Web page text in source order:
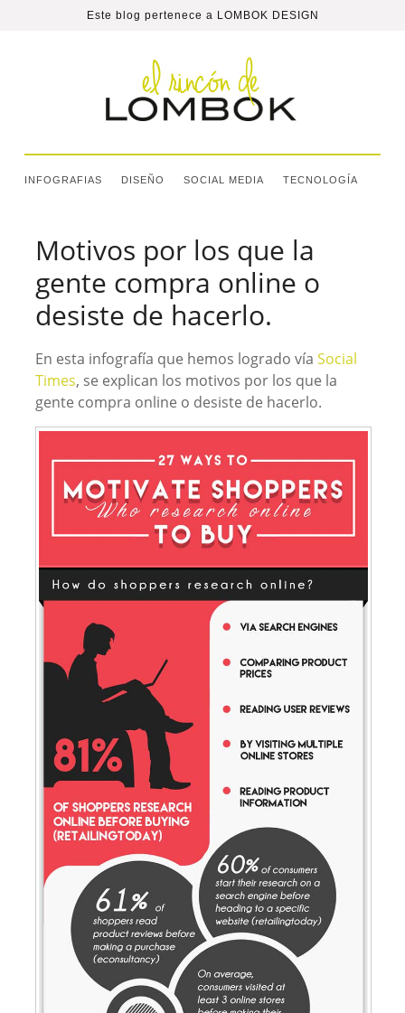
Este blog pertenece a LOMBOK DESIGN
INFOGRAFIAS DISEÑO SOCIAL MEDIA TECNOLOGÍA
Motivos por los que la
gente compra online o
desiste de hacerlo.
En esta infografía que hemos logrado vía Social
Times, se explican los motivos por los que la
gente compra online o desiste de hacerlo.